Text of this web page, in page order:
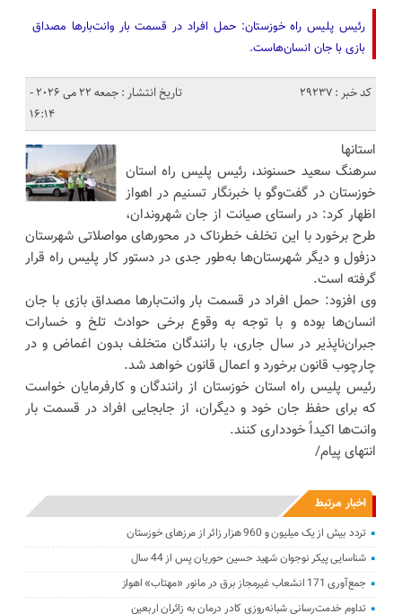
رئیس پلیس راه خوزستان: حمل افراد در قسمت بار وانت‌بارها مصداق
بازی با جان انسان‌هاست.
کد خبر : 29237
تاریخ انتشار : جمعه 22 می 2026 -
16:14
استانها
سرهنگ سعید حسنوند، رئیس پلیس راه استان
خوزستان در گفت‌وگو با خبرنگار تسنیم در اهواز
اظهار کرد: در راستای صیانت از جان شهروندان،
طرح برخورد با این تخلف خطرناک در محورهای مواصلاتی شهرستان
دزفول و دیگر شهرستان‌ها به‌طور جدی در دستور کار پلیس راه قرار
گرفته است.
وی افزود: حمل افراد در قسمت بار وانت‌بارها مصداق بازی با جان
انسان‌ها بوده و با توجه به وقوع برخی حوادث تلخ و خسارات
جبران‌ناپذیر در سال جاری، با رانندگان متخلف بدون اغماض و در
چارچوب قانون برخورد و اعمال قانون خواهد شد.
رئیس پلیس راه استان خوزستان از رانندگان و کارفرمایان خواست
که برای حفظ جان خود و دیگران، از جابجایی افراد در قسمت بار
وانت‌ها اکیداً خودداری کنند.
انتهای پیام/
اخبار مرتبط
تردد بیش از یک میلیون و 960 هزار زائر از مرزهای خوزستان
شناسایی پیکر نوجوان شهید حسین حوریان پس از 44 سال
جمع‌آوری 171 انشعاب غیرمجاز برق در مانور «مهتاب» اهواز
تداوم خدمت‌رسانی شبانه‌روزی کادر درمان به زائران اربعین